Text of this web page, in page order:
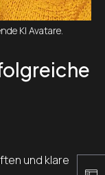
KI Avatare.
und klare